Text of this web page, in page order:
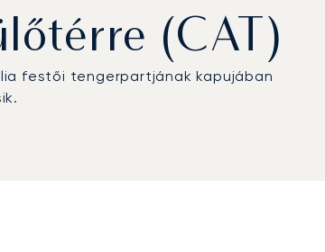
(CAT)
festői tengerpartjának kapujában